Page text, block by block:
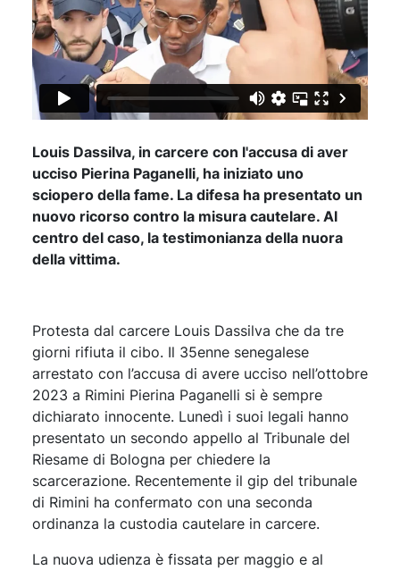
Louis Dassilva, in carcere con l'accusa di aver
ucciso Pierina Paganelli, ha iniziato uno
sciopero della fame. La difesa ha presentato un
nuovo ricorso contro la misura cautelare. Al
centro del caso, la testimonianza della nuora
della vittima.
Protesta dal carcere Louis Dassilva che da tre
giorni rifiuta il cibo. Il 35enne senegalese
arrestato con l’accusa di avere ucciso nell’ottobre
2023 a Rimini Pierina Paganelli si è sempre
dichiarato innocente. Lunedì i suoi legali hanno
presentato un secondo appello al Tribunale del
Riesame di Bologna per chiedere la
scarcerazione. Recentemente il gip del tribunale
di Rimini ha confermato con una seconda
ordinanza la custodia cautelare in carcere.
La nuova udienza è fissata per maggio e al